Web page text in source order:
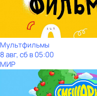
Мультфильмы
8 авг, сб в 05:00
МИР